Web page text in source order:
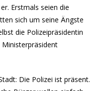
Erstmals seien die
sich um seine Ängste
die Polizeipräsidentin
Die Polizei ist präsent.